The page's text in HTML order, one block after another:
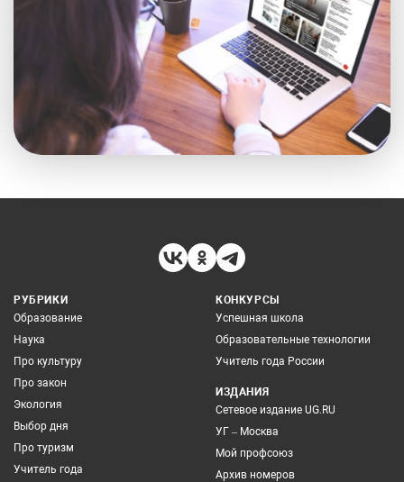
РУБРИКИ
Образование
Наука
Про культуру
Про закон
Экология
Выбор дня
Про туризм
Учитель года
КОНКУРСЫ
Успешная школа
Образовательные технологии
Учитель года России
ИЗДАНИЯ
Сетевое издание UG.RU
УГ – Москва
Мой профсоюз
Архив номеров